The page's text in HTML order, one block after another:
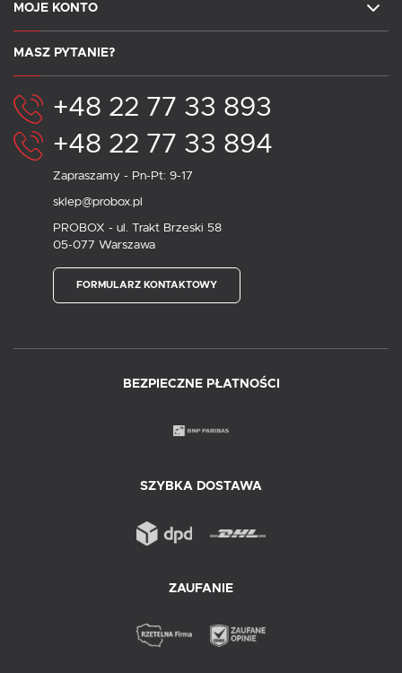
MOJE KONTO
MASZ PYTANIE?
+48 22 77 33 893
+48 22 77 33 894
Zapraszamy - Pn-Pt: 9-17
sklep@probox.pl
PROBOX - ul. Trakt Brzeski 58
05-077 Warszawa
FORMULARZ KONTAKTOWY
BEZPIECZNE PŁATNOŚCI
SZYBKA DOSTAWA
ZAUFANIE